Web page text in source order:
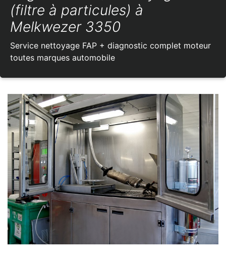
(filtre à particules) à
Melkwezer 3350
Service nettoyage FAP + diagnostic complet moteur
toutes marques automobile